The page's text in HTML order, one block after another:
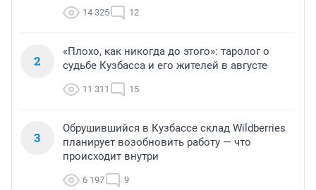
14 325 12
2
«Плохо, как никогда до этого»: таролог о
судьбе Кузбасса и его жителей в августе
11 311 15
3
Обрушившийся в Кузбассе склад Wildberries
планирует возобновить работу — что
происходит внутри
6 197 9